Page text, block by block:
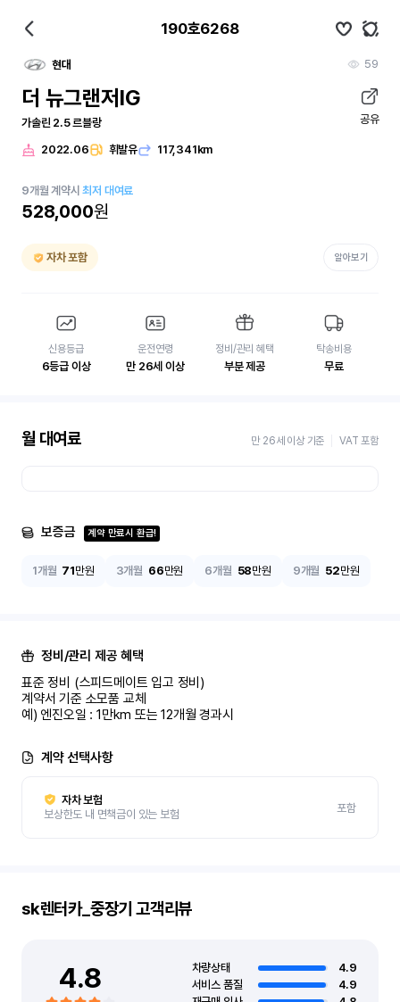
190호6268
현대 59
더 뉴그랜저IG
가솔린 2.5 르블랑 공유
2022.06 휘발유 117,341km
9개월 계약시최저 대여료
528,000원
자차 포함 알아보기
신용등급
6등급 이상
운전연령
만 26세 이상
정비/관리 혜택
부분 제공
탁송비용
무료
월 대여료 만 26세 이상 기준 VAT 포함
보증금 계약 만료시 환급!
1개월 71만원 3개월 66만원 6개월 58만원 9개월 52만원
정비/관리 제공 혜택
표준 정비 (스피드메이트 입고 정비)
계약서 기준 소모품 교체
예) 엔진오일 : 1만km 또는 12개월 경과시
계약 선택사항
자차 보험
보상한도 내 면책금이 있는 보험
포함
sk렌터카_중장기 고객리뷰
4.8 차량상태
4.9
서비스 품질
4.9